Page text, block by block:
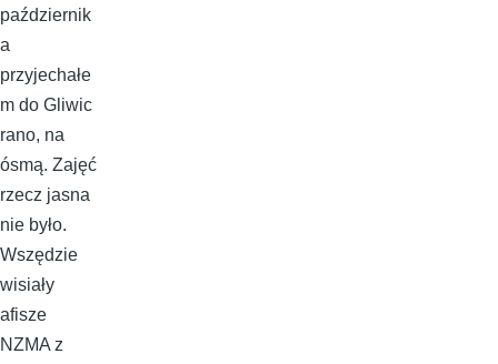
październik
a
przyjechałe
m do Gliwic
rano, na
ósmą. Zajęć
rzecz jasna
nie było.
Wszędzie
wisiały
afisze
NZMA z